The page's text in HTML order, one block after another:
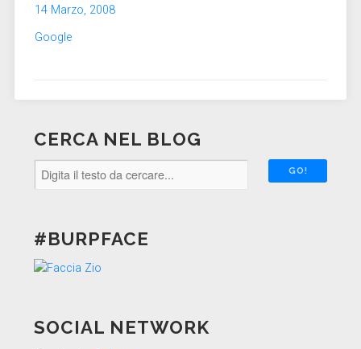
14 Marzo, 2008
Google
CERCA NEL BLOG
#BURPFACE
SOCIAL NETWORK